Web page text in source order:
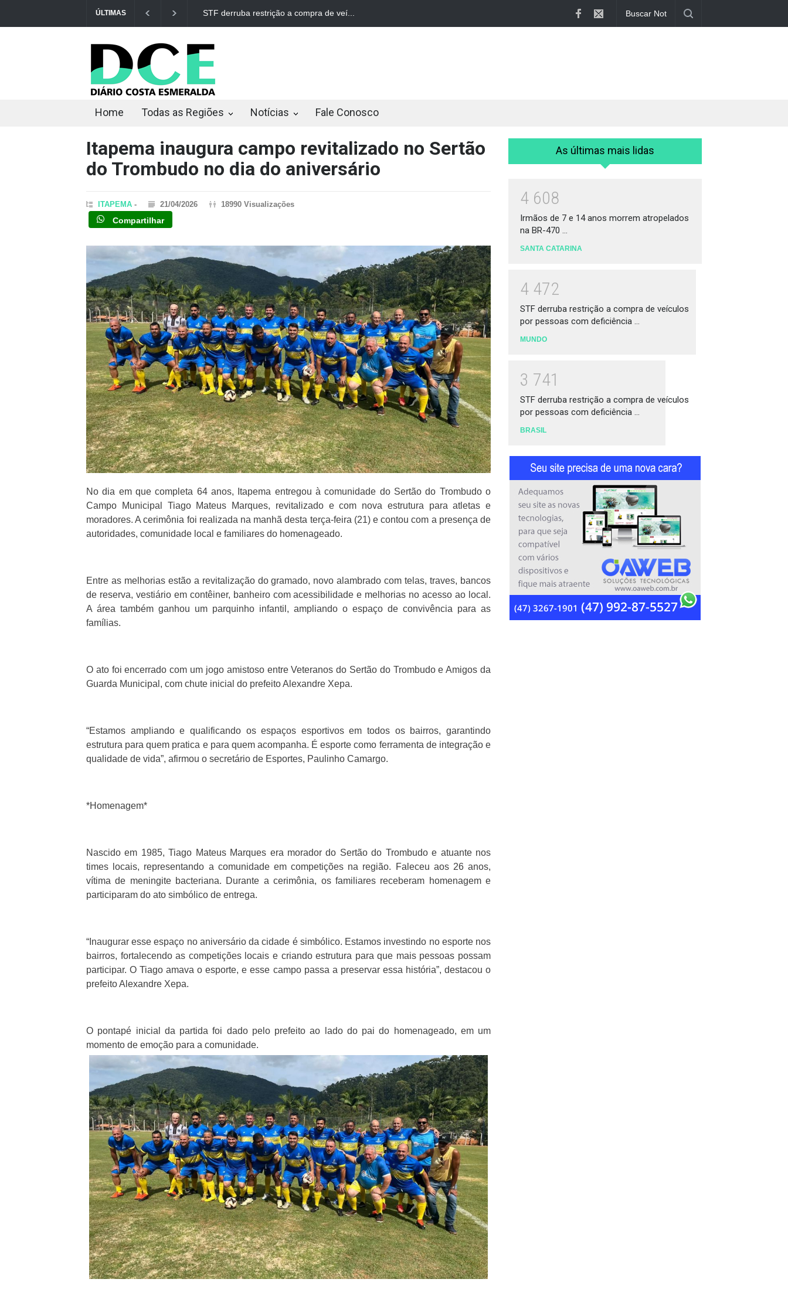
ÚLTIMAS STF derruba restrição a compra de veí... Irmãos de 7 e 14 anos morrem atropelado...
Home Todas as Regiões Notícias Fale Conosco
Itapema inaugura campo revitalizado no Sertão
do Trombudo no dia do aniversário
ITAPEMA - 21/04/2026 18990 Visualizações
Compartilhar
No dia em que completa 64 anos, Itapema entregou à comunidade do Sertão do Trombudo o
Campo Municipal Tiago Mateus Marques, revitalizado e com nova estrutura para atletas e
moradores. A cerimônia foi realizada na manhã desta terça-feira (21) e contou com a presença de
autoridades, comunidade local e familiares do homenageado.
Entre as melhorias estão a revitalização do gramado, novo alambrado com telas, traves, bancos
de reserva, vestiário em contêiner, banheiro com acessibilidade e melhorias no acesso ao local.
A área também ganhou um parquinho infantil, ampliando o espaço de convivência para as
famílias.
O ato foi encerrado com um jogo amistoso entre Veteranos do Sertão do Trombudo e Amigos da
Guarda Municipal, com chute inicial do prefeito Alexandre Xepa.
“Estamos ampliando e qualificando os espaços esportivos em todos os bairros, garantindo
estrutura para quem pratica e para quem acompanha. É esporte como ferramenta de integração e
qualidade de vida”, afirmou o secretário de Esportes, Paulinho Camargo.
*Homenagem*
Nascido em 1985, Tiago Mateus Marques era morador do Sertão do Trombudo e atuante nos
times locais, representando a comunidade em competições na região. Faleceu aos 26 anos,
vítima de meningite bacteriana. Durante a cerimônia, os familiares receberam homenagem e
participaram do ato simbólico de entrega.
“Inaugurar esse espaço no aniversário da cidade é simbólico. Estamos investindo no esporte nos
bairros, fortalecendo as competições locais e criando estrutura para que mais pessoas possam
participar. O Tiago amava o esporte, e esse campo passa a preservar essa história”, destacou o
prefeito Alexandre Xepa.
O pontapé inicial da partida foi dado pelo prefeito ao lado do pai do homenageado, em um
momento de emoção para a comunidade.
As últimas mais lidas
4 608
Irmãos de 7 e 14 anos morrem atropelados
na BR-470 ...
SANTA CATARINA
4 472
STF derruba restrição a compra de veículos
por pessoas com deficiência ...
MUNDO
3 741
STF derruba restrição a compra de veículos
por pessoas com deficiência ...
BRASIL